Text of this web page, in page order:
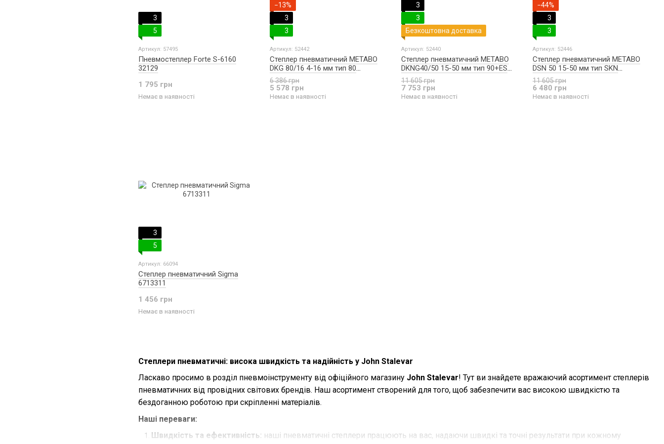
Степлери пневматичні: висока швидкість та надійність у John Stalevar
Ласкаво просимо в розділ пневмоінструменту від офіційного магазину John Stalevar! Тут ви знайдете вражаючий асортимент степлерів
пневматичних від провідних світових брендів. Наш асортимент створений для того, щоб забезпечити вас високою швидкістю та
бездоганною роботою при скріпленні матеріалів.
Наші переваги:
Швидкість та ефективність: наші пневматичні степлери працюють на вас, надаючи швидкі та точні результати при кожному
3
5
Артикул: 57495
Пневмостеплер Forte S-6160
32129
1 795 грн
Немає в наявності
−13%
3
3
Артикул: 52442
Степлер пневматичний METABO
DKG 80/16 4-16 мм тип 80
601564500
6 386 грн
5 578 грн
Немає в наявності
3
3
Безкоштовна доставка
Артикул: 52440
Степлер пневматичний METABO
DKNG40/50 15-50 мм тип 90+ES
601562500
11 605 грн
7 753 грн
Немає в наявності
−44%
3
3
Артикул: 52446
Степлер пневматичний METABO
DSN 50 15-50 мм тип SKN
601568500
11 605 грн
6 480 грн
Немає в наявності
3
5
Артикул: 66094
Степлер пневматичний Sigma
6713311
1 456 грн
Немає в наявності